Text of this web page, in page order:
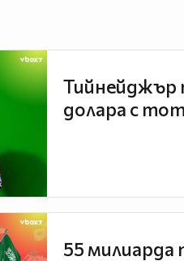
Тийнейджър
долара с
55 милиарда